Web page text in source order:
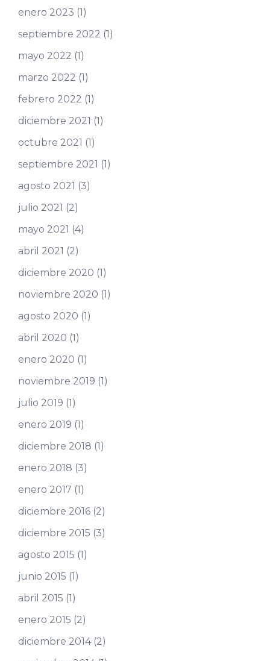
enero 2023 (1)
septiembre 2022 (1)
mayo 2022 (1)
marzo 2022 (1)
febrero 2022 (1)
diciembre 2021 (1)
octubre 2021 (1)
septiembre 2021 (1)
agosto 2021 (3)
julio 2021 (2)
mayo 2021 (4)
abril 2021 (2)
diciembre 2020 (1)
noviembre 2020 (1)
agosto 2020 (1)
abril 2020 (1)
enero 2020 (1)
noviembre 2019 (1)
julio 2019 (1)
enero 2019 (1)
diciembre 2018 (1)
enero 2018 (3)
enero 2017 (1)
diciembre 2016 (2)
diciembre 2015 (3)
agosto 2015 (1)
junio 2015 (1)
abril 2015 (1)
enero 2015 (2)
diciembre 2014(2)